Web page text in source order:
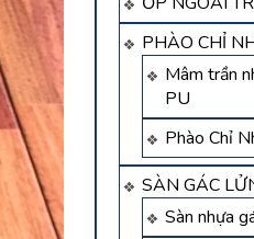
PHÀO CHỈ
Mâm trần
PU
Phào Chỉ
SÀN GÁC
Sàn nhựa